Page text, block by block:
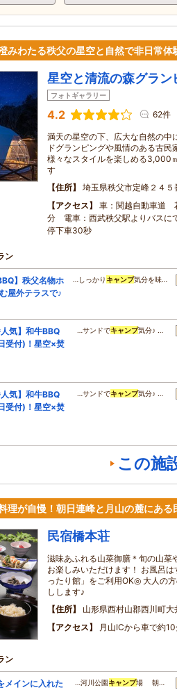
みわたる秩父の星空と自然で非日常体
星空と清流の森グラン
フォトギャラリー
4.2 62件
満天の星空の下、広大な自然の中
ドグランピングや風情のある古
様々なスタイルを楽しめる3,000
す
住所
埼玉県秩父市定峰２４５
アクセス
車：関越自動車道
分 電車：西武秩父駅よりバスに
停下車30秒
ン
】秩父名物ホ
屋外テラスで♪
…しっかり キャンプ気分を味…
気】和牛BBQ
受付)！星空×焚
…サンドでキャンプ気分♪ …
気】和牛BBQ
受付)！星空×焚
…サンドでキャンプ気分♪ …
この施
理が自慢！朝日連峰と月山の麓にある
民宿橋本荘
滋味あふれる山菜御膳＊旬の山菜
お楽しみいただけます！ お風呂
ったり館」をご利用OK◎ 大人の
しします♪
住所
山形県西村山郡西川町大
アクセス
月山ICから車で約
ン
メインに入れた
…河川公園キャンプ場 朝…